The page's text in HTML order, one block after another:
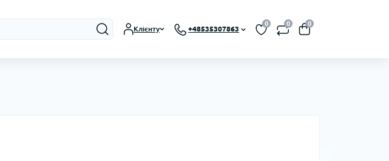
Клієнту +48535307863
0 0 0